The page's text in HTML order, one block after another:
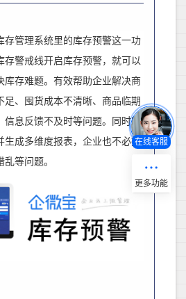
存管理系统里的库存预警这一功
存警戒线开启库存预警， 就可以
库存难题。有效帮助企业解决商
足、囤货成本不清晰、商品临期
息反馈不及时等问题。
同时所
生成多维度报表，企业也不必担
等问题。
在线客服